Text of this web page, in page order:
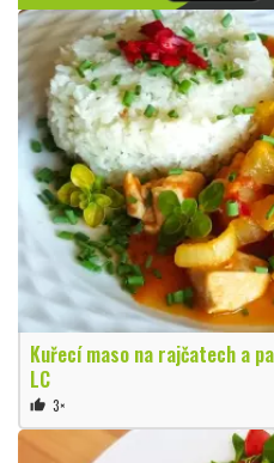
Kuřecí maso na rajčatech a
LC
thumb_up 3×